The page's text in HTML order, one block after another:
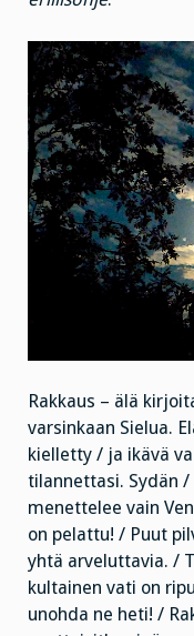
Rakkaus – älä
varsinkaan Sielua.
kielletty / ja ikävä
tilannettasi. Sydän
menettelee vain
on pelattu! / Puut
yhtä arveluttavia. /
kultainen vati on
unohda ne heti! /